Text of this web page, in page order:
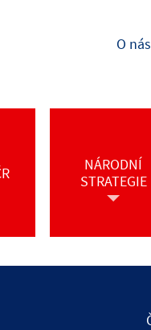
O nás
NÁRODNÍ
STRATEGIE